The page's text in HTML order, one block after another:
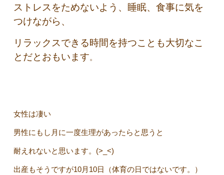
ストレスをためないよう、睡眠、食事に気を
つけながら、
リラックスできる時間を持つことも大切なこ
とだとおもいます。
女性は凄い
男性にもし月に一度生理があったらと思うと
耐えれないと思います。(>_<)
出産もそうですが10月10日（体育の日ではないです。）